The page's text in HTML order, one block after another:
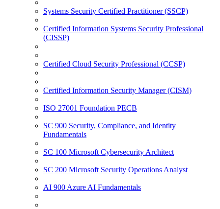
Systems Security Certified Practitioner (SSCP)
Certified Information Systems Security Professional
(CISSP)
Certified Cloud Security Professional (CCSP)
Certified Information Security Manager (CISM)
ISO 27001 Foundation PECB
SC 900 Security, Compliance, and Identity
Fundamentals
SC 100 Microsoft Cybersecurity Architect
SC 200 Microsoft Security Operations Analyst
AI 900 Azure AI Fundamentals